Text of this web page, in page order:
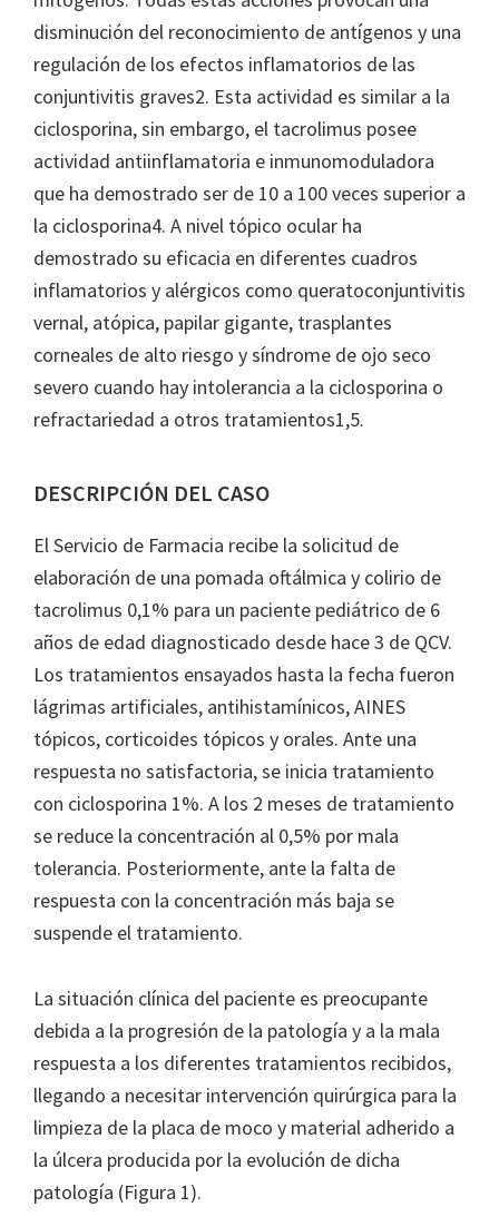
disminución del reconocimiento de antígenos y una
regulación de los efectos inflamatorios de las
conjuntivitis graves2. Esta actividad es similar a la
ciclosporina, sin embargo, el tacrolimus posee
actividad antiinflamatoria e inmunomoduladora
que ha demostrado ser de 10 a 100 veces superior a
la ciclosporina4. A nivel tópico ocular ha
demostrado su eficacia en diferentes cuadros
inflamatorios y alérgicos como queratoconjuntivitis
vernal, atópica, papilar gigante, trasplantes
corneales de alto riesgo y síndrome de ojo seco
severo cuando hay intolerancia a la ciclosporina o
refractariedad a otros tratamientos1,5.
DESCRIPCIÓN DEL CASO
El Servicio de Farmacia recibe la solicitud de
elaboración de una pomada oftálmica y colirio de
tacrolimus 0,1% para un paciente pediátrico de 6
años de edad diagnosticado desde hace 3 de QCV.
Los tratamientos ensayados hasta la fecha fueron
lágrimas artificiales, antihistamínicos, AINES
tópicos, corticoides tópicos y orales. Ante una
respuesta no satisfactoria, se inicia tratamiento
con ciclosporina 1%. A los 2 meses de tratamiento
se reduce la concentración al 0,5% por mala
tolerancia. Posteriormente, ante la falta de
respuesta con la concentración más baja se
suspende el tratamiento.
La situación clínica del paciente es preocupante
debida a la progresión de la patología y a la mala
respuesta a los diferentes tratamientos recibidos,
llegando a necesitar intervención quirúrgica para la
limpieza de la placa de moco y material adherido a
la úlcera producida por la evolución de dicha
patología (Figura 1).